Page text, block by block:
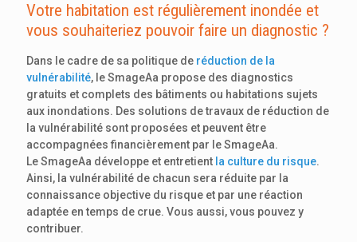
Votre habitation est régulièrement inondée et
vous souhaiteriez pouvoir faire un diagnostic ?
Dans le cadre de sa politique de réduction de la
vulnérabilité, le SmageAa propose des diagnostics
gratuits et complets des bâtiments ou habitations sujets
aux inondations. Des solutions de travaux de réduction de
la vulnérabilité sont proposées et peuvent être
accompagnées financièrement par le SmageAa.
Le SmageAa développe et entretient la culture du risque.
Ainsi, la vulnérabilité de chacun sera réduite par la
connaissance objective du risque et par une réaction
adaptée en temps de crue. Vous aussi, vous pouvez y
contribuer.